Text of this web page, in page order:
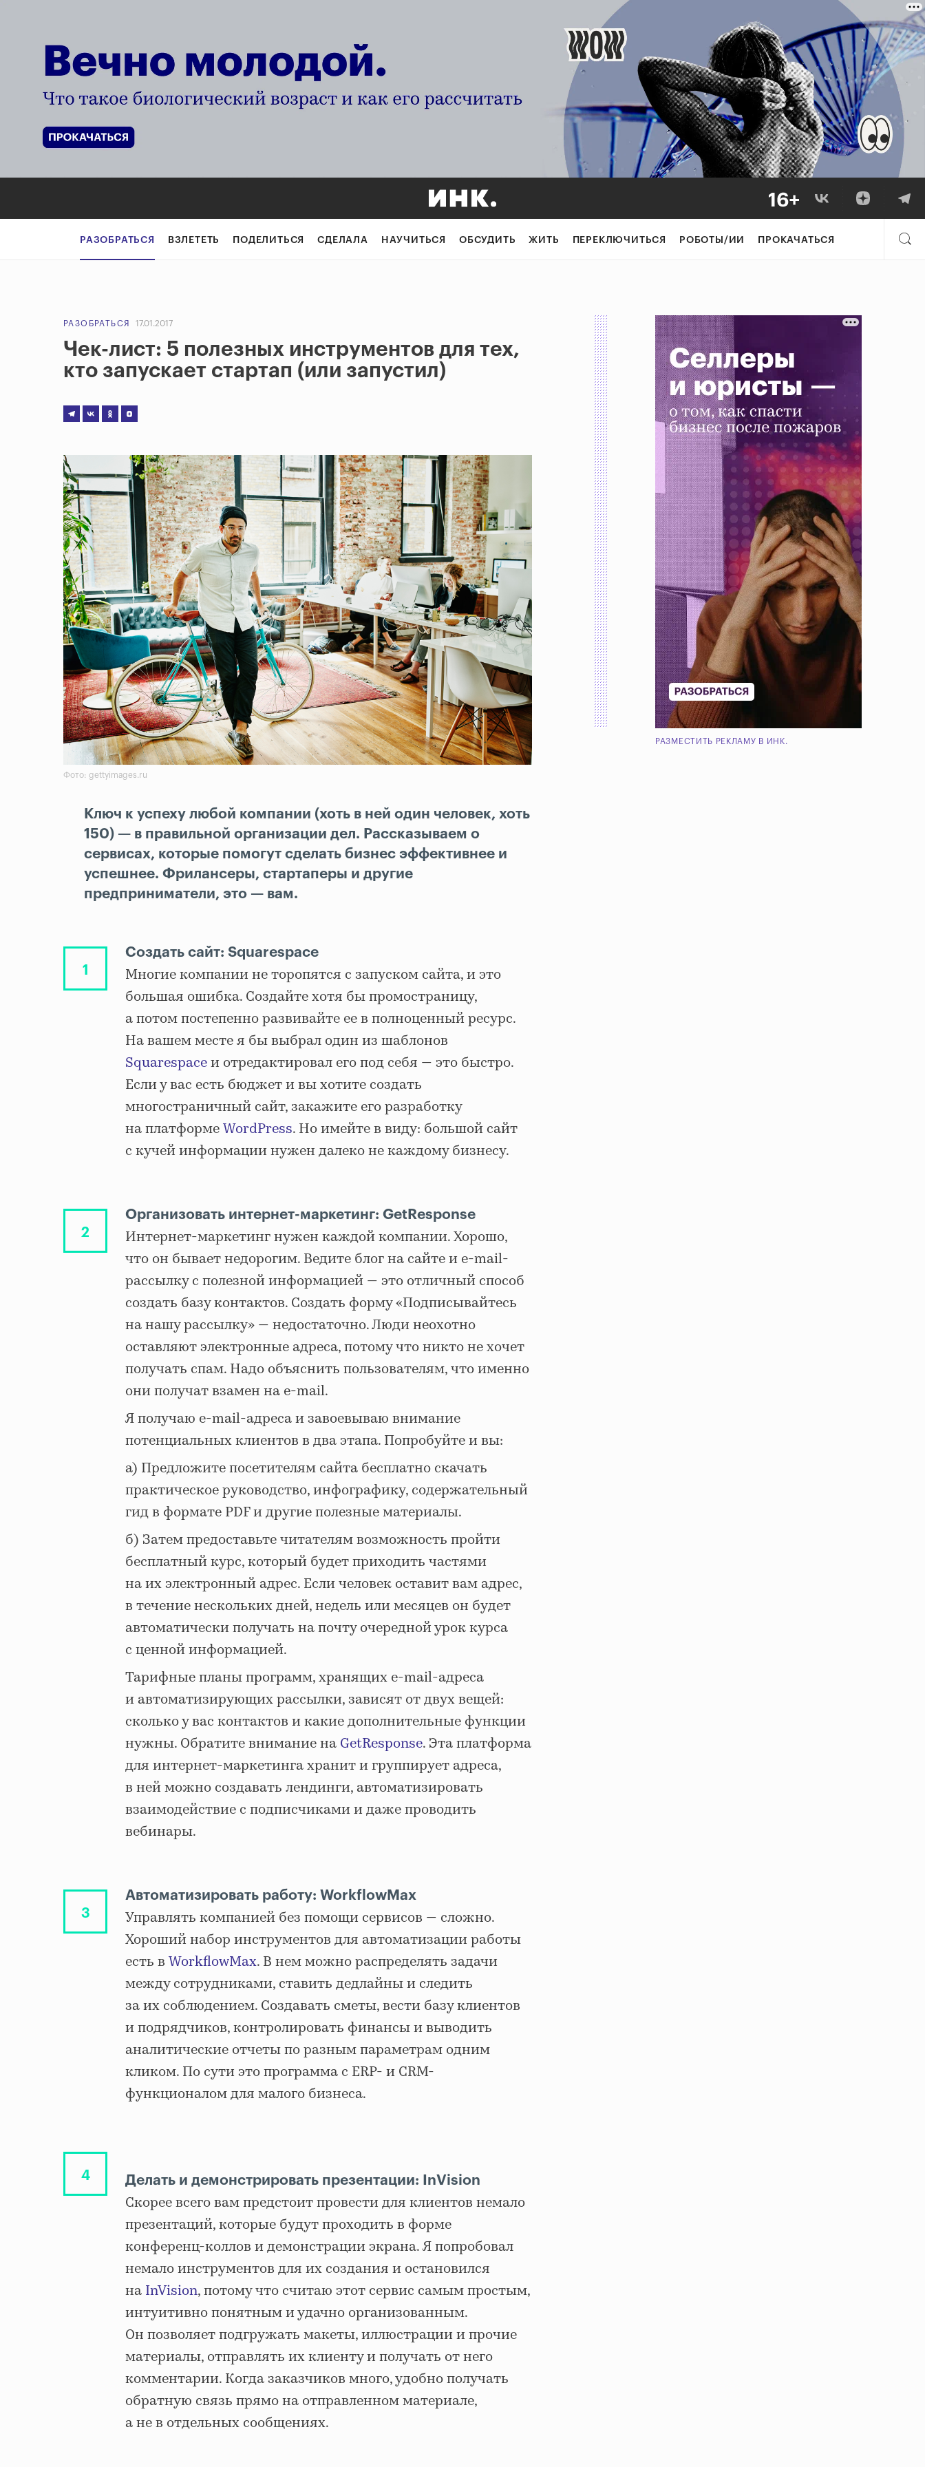
РАЗОБРАТЬСЯ ВЗЛЕТЕТЬ ПОДЕЛИТЬСЯ СДЕЛАЛА НАУЧИТЬСЯ ОБСУДИТЬ ЖИТЬ ПЕРЕКЛЮЧИТЬСЯ РОБОТЫ/ИИ ПРОКАЧАТЬСЯ
РАЗОБРАТЬСЯ 17.01.2017
Чек-лист: 5 полезных инструментов для тех,
кто запускает стартап (или запустил)
Фото: gettyimages.ru
Ключ к успеху любой компании (хоть в ней один человек, хоть
150) — в правильной организации дел. Рассказываем о
сервисах, которые помогут сделать бизнес эффективнее и
успешнее. Фрилансеры, стартаперы и другие
предприниматели, это — вам.
Создать сайт: Squarespace
Многие компании не торопятся с запуском сайта, и это
большая ошибка. Создайте хотя бы промостраницу,
а потом постепенно развивайте ее в полноценный ресурс.
На вашем месте я бы выбрал один из шаблонов
Squarespaceи отредактировал его под себя — это быстро.
Если у вас есть бюджет и вы хотите создать
многостраничный сайт, закажите его разработку
на платформеWordPress. Но имейте в виду: большой сайт
с кучей информации нужен далеко не каждому бизнесу.
Организовать интернет-маркетинг: GetResponse
Интернет-маркетинг нужен каждой компании. Хорошо,
что он бывает недорогим. Ведите блог на сайте и e-mail-
рассылку с полезной информацией — это отличный способ
создать базу контактов. Создать форму «Подписывайтесь
на нашу рассылку» — недостаточно. Люди неохотно
оставляют электронные адреса, потому что никто не хочет
получать спам. Надо объяснить пользователям, что именно
они получат взамен на e-mail.
Я получаю e-mail-адреса и завоевываю внимание
потенциальных клиентов в два этапа. Попробуйте и вы:
а) Предложите посетителям сайта бесплатно скачать
практическое руководство, инфографику, содержательный
гид в формате PDF и другие полезные материалы.
б) Затем предоставьте читателям возможность пройти
бесплатный курс, который будет приходить частями
на их электронный адрес. Если человек оставит вам адрес,
в течение нескольких дней, недель или месяцев он будет
автоматически получать на почту очередной урок курса
с ценной информацией.
Тарифные планы программ, хранящих e-mail-адреса
и автоматизирующих рассылки, зависят от двух вещей:
сколько у вас контактов и какие дополнительные функции
нужны. Обратите внимание на GetResponse. Эта платформа
для интернет-маркетинга хранит и группирует адреса,
в ней можно создавать лендинги, автоматизировать
взаимодействие с подписчиками и даже проводить
вебинары.
Автоматизировать работу: WorkflowMax
Управлять компанией без помощи сервисов — сложно.
Хороший набор инструментов для автоматизации работы
есть в WorkflowMax. В нем можно распределять задачи
между сотрудниками, ставить дедлайны и следить
за их соблюдением. Создавать сметы, вести базу клиентов
и подрядчиков, контролировать финансы и выводить
аналитические отчеты по разным параметрам одним
кликом. По сути это программа с ERP- и CRM-
функционалом для малого бизнеса.
Делать и демонстрировать презентации: InVision
Скорее всего вам предстоит провести для клиентов немало
презентаций, которые будут проходить в форме
конференц-коллов и демонстрации экрана. Я попробовал
немало инструментов для их создания и остановился
на InVision, потому что считаю этот сервис самым простым,
интуитивно понятным и удачно организованным.
Он позволяет подгружать макеты, иллюстрации и прочие
материалы, отправлять их клиенту и получать от него
комментарии. Когда заказчиков много, удобно получать
обратную связь прямо на отправленном материале,
а не в отдельных сообщениях.
РАЗМЕСТИТЬ РЕКЛАМУ В ИНК.